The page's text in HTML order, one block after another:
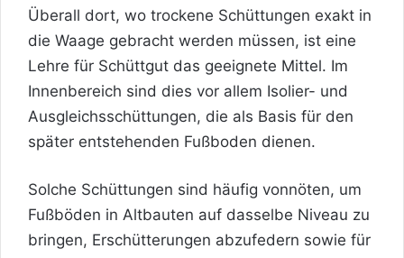
Überall dort, wo trockene Schüttungen exakt in
die Waage gebracht werden müssen, ist eine
Lehre für Schüttgut das geeignete Mittel. Im
Innenbereich sind dies vor allem Isolier- und
Ausgleichsschüttungen, die als Basis für den
später entstehenden Fußboden dienen.
Solche Schüttungen sind häufig vonnöten, um
Fußböden in Altbauten auf dasselbe Niveau zu
bringen, Erschütterungen abzufedern sowie für